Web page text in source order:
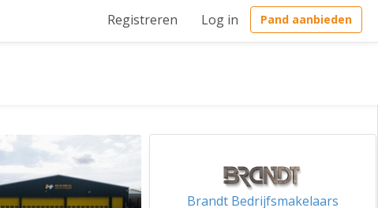
Registreren Log in Pand aanbieden
Brandt Bedrijfsmakelaars